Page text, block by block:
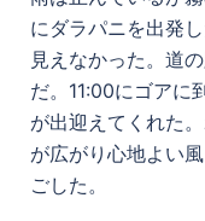
にダラパニを出発
見えなかった。道
だ。11:00にゴアに
が出迎えてくれた
が広がり心地よい
ごした。